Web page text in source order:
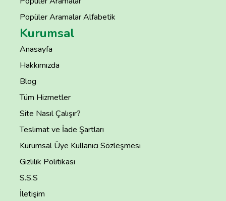
Popüler Aramalar Alfabetik
Kurumsal
Anasayfa
Hakkımızda
Blog
Tüm Hizmetler
Site Nasıl Çalışır?
Teslimat ve İade Şartları
Kurumsal Üye Kullanıcı Sözleşmesi
Gizlilik Politikası
S.S.S
İletişim